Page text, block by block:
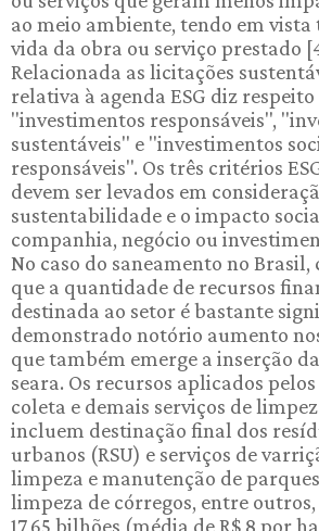
ao meio ambiente, tendo em vista
vida da obra ou serviço prestado
Relacionada as licitações
relativa à agenda ESG diz respeito
"investimentos responsáveis",
sustentáveis" e "investimentos
responsáveis". Os três critérios
devem ser levados em
sustentabilidade e o impacto
companhia, negócio ou
No caso do saneamento no
que a quantidade de recursos
destinada ao setor é bastante
demonstrado notório aumento
que também emerge a inserção
seara. Os recursos aplicados
coleta e demais serviços de
incluem destinação final dos
urbanos (RSU) e serviços de
limpeza e manutenção de
limpeza de córregos, entre outros,
17,65 bilhões (média de R$ 8 por